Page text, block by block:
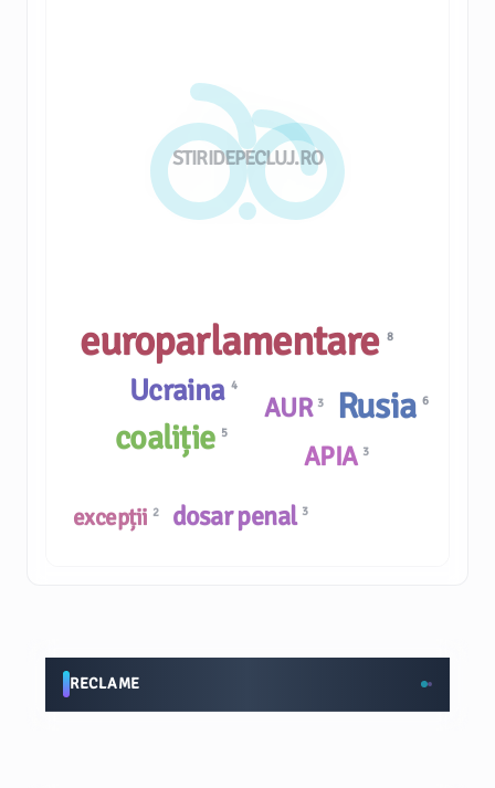
STIRIDEPECLUJ.RO
Ucraina 4
excepții 2
coaliție 5
europarlamentare8
APIA 3
dosar penal 3
Rusia6
AUR 3
RECLAME